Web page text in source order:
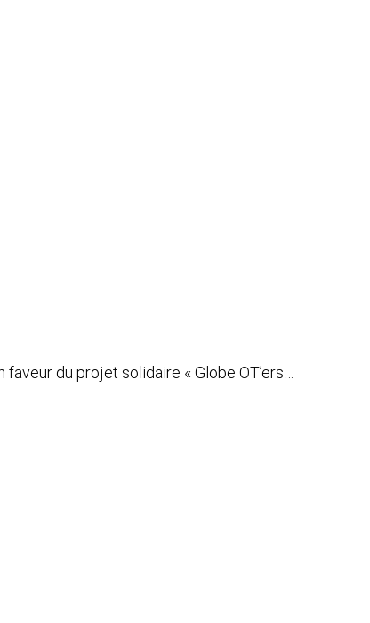
du projet solidaire « Globe OT’ers…